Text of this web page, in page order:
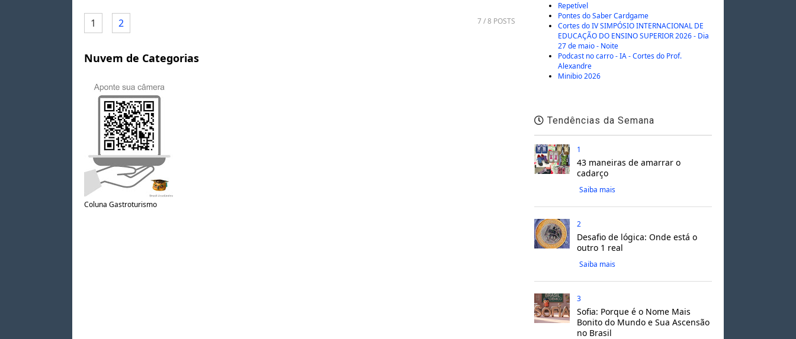
1 2 7/ 8 POSTS
Nuvem de Categorias
Coluna Gastroturismo
Repetível
Pontes do Saber Cardgame
Cortes do IV SIMPÓSIO INTERNACIONAL DE
EDUCAÇÃO DO ENSINO SUPERIOR 2026 - Dia
27 de maio - Noite
Podcast no carro - IA - Cortes do Prof.
Alexandre
Minibio 2026
Tendências da Semana
1
43 maneiras de amarrar o
cadarço
Saiba mais
2
Desafio de lógica: Onde está o
outro 1 real
Saiba mais
3
Sofia: Porque é o Nome Mais
Bonito do Mundo e Sua Ascensão
no Brasil